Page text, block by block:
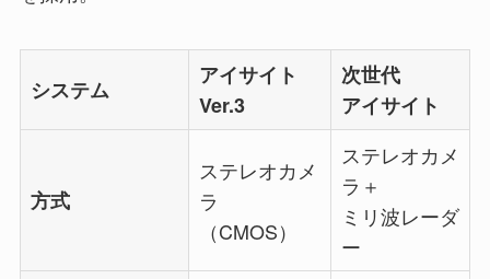
システム
アイサイト
Ver.3
次世代
アイサイト
方式
ステレオカメ
ラ
（CMOS）
ステレオカメ
ラ＋
ミリ波レーダ
ー